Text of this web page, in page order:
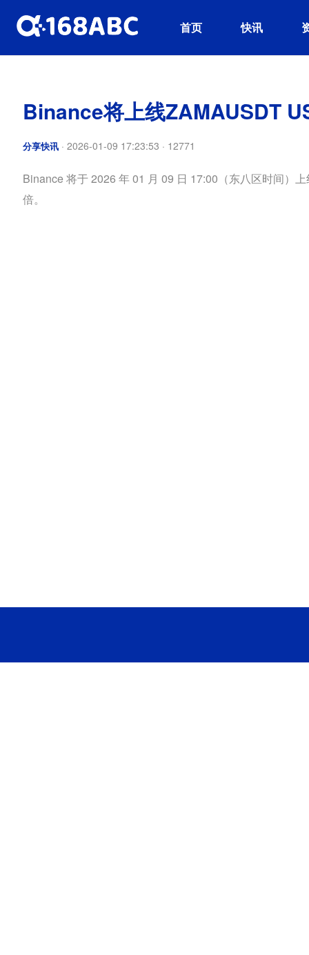
首页 快讯
Binance将上线ZAMAUSDT
分享快讯 · 2026-01-09 17:23:53 · 12771
Binance 将于 2026 年 01 月 09 日 17:00（东八区时间）
倍。